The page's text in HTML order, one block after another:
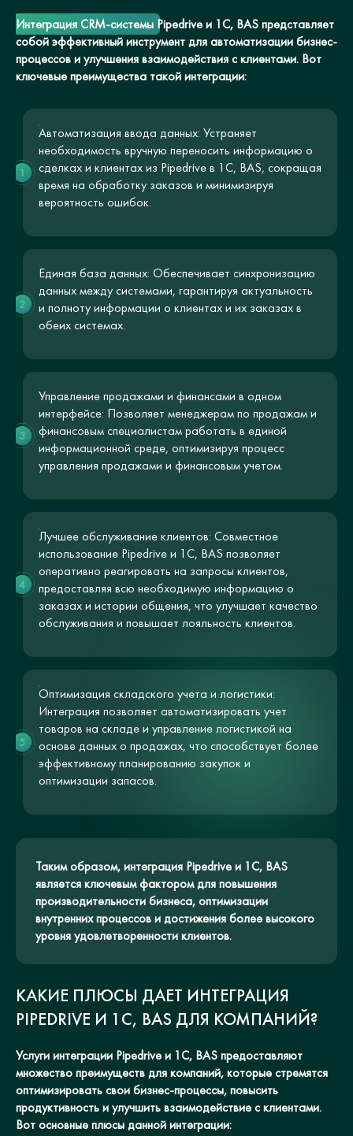
Интеграция CRM-системы Pipedrive и 1С, BAS представляет
собой эффективный инструмент для автоматизации бизнес-
процессов и улучшения взаимодействия с клиентами. Вот
ключевые преимущества такой интеграции:
Автоматизация ввода данных: Устраняет
необходимость вручную переносить информацию о
сделках и клиентах из Pipedrive в 1С, BAS, сокращая
время на обработку заказов и минимизируя
вероятность ошибок.
1
Единая база данных: Обеспечивает синхронизацию
данных между системами, гарантируя актуальность
и полноту информации о клиентах и их заказах в
обеих системах.
2
Управление продажами и финансами в одном
интерфейсе: Позволяет менеджерам по продажам и
финансовым специалистам работать в единой
информационной среде, оптимизируя процесс
управления продажами и финансовым учетом.
3
Лучшее обслуживание клиентов: Совместное
использование Pipedrive и 1С, BAS позволяет
оперативно реагировать на запросы клиентов,
предоставляя всю необходимую информацию о
заказах и истории общения, что улучшает качество
обслуживания и повышает лояльность клиентов.
4
Оптимизация складского учета и логистики:
Интеграция позволяет автоматизировать учет
товаров на складе и управление логистикой на
основе данных о продажах, что способствует более
эффективному планированию закупок и
оптимизации запасов.
5
Таким образом, интеграция Pipedrive и 1С, BAS
является ключевым фактором для повышения
производительности бизнеса, оптимизации
внутренних процессов и достижения более высокого
уровня удовлетворенности клиентов.
КАКИЕ ПЛЮСЫ ДАЕТ ИНТЕГРАЦИЯ
PIPEDRIVE И 1С, BAS ДЛЯ КОМПАНИЙ?
Услуги интеграции Pipedrive и 1С, BAS предоставляют
множество преимуществ для компаний, которые стремятся
оптимизировать свои бизнес-процессы, повысить
продуктивность и улучшить взаимодействие с клиентами.
Вот основные плюсы данной интеграции: